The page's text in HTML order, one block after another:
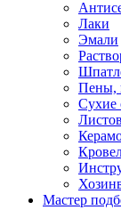
Лаки
Эмали
Пены,
Сухие
Мастер